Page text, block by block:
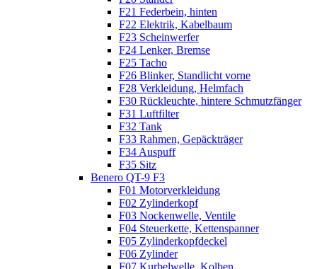
F21 Federbein, hinten
F22 Elektrik, Kabelbaum
F23 Scheinwerfer
F24 Lenker, Bremse
F25 Tacho
F26 Blinker, Standlicht vorne
F28 Verkleidung, Helmfach
F30 Rückleuchte, hintere Schmutzfänger
F31 Luftfilter
F32 Tank
F33 Rahmen, Gepäckträger
F34 Auspuff
F35 Sitz
Benero QT-9 F3
F01 Motorverkleidung
F02 Zylinderkopf
F03 Nockenwelle, Ventile
F04 Steuerkette, Kettenspanner
F05 Zylinderkopfdeckel
F06 Zylinder
F07 Kurbelwelle, Kolben